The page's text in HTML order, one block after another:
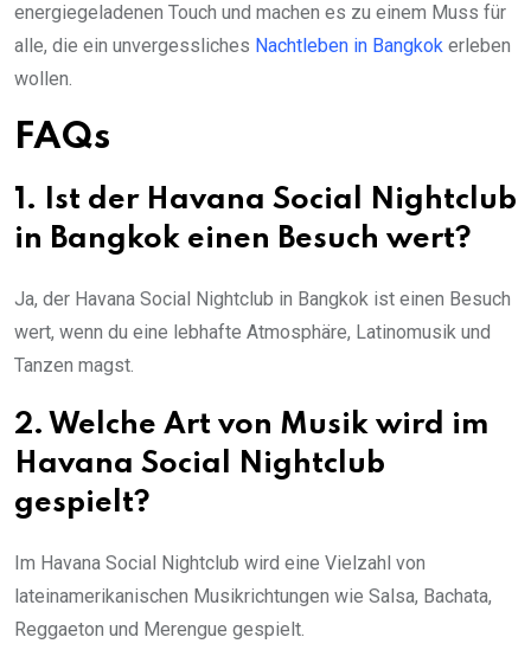
energiegeladenen Touch und machen es zu einem Muss für
alle, die ein unvergessliches Nachtleben in Bangkok erleben
wollen.
FAQs
1. Ist der Havana Social Nightclub
in Bangkok einen Besuch wert?
Ja, der Havana Social Nightclub in Bangkok ist einen Besuch
wert, wenn du eine lebhafte Atmosphäre, Latinomusik und
Tanzen magst.
2. Welche Art von Musik wird im
Havana Social Nightclub
gespielt?
Im Havana Social Nightclub wird eine Vielzahl von
lateinamerikanischen Musikrichtungen wie Salsa, Bachata,
Reggaeton und Merengue gespielt.